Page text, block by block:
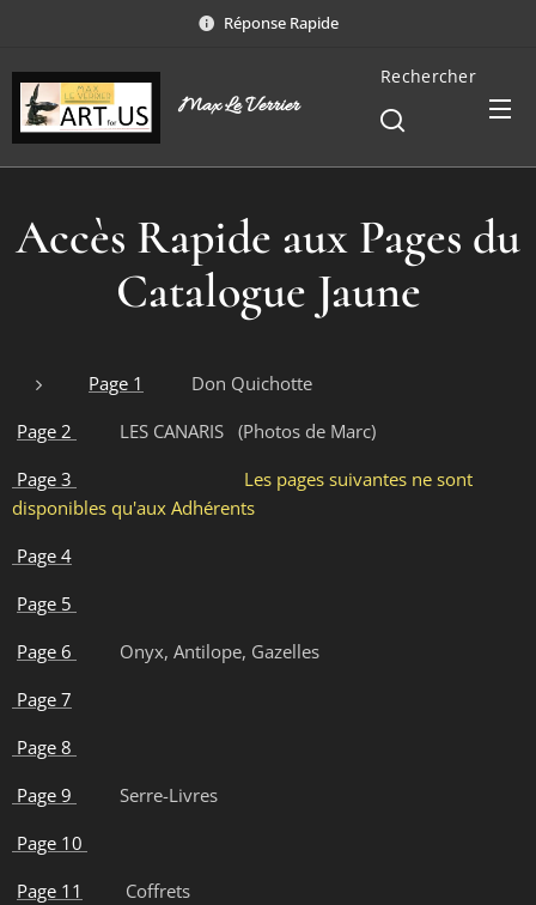
Réponse Rapide
Max Le Verrier
Rechercher
Accès Rapide aux Pages du
Catalogue Jaune
Page 1
Don Quichotte
Page 2
LES CANARIS (Photos de Marc)
Page 3
Les pages suivantes ne sont
disponibles qu'aux Adhérents
Page 4
Page 5
Page 6
Onyx, Antilope, Gazelles
Page 7
Page 8
Page 9
Serre-Livres
Page 10
Page 11
Coffrets